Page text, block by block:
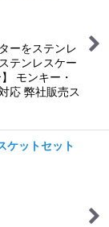
ーをステンレ
テンレスケー
モンキー・
応 弊社販売ス
ットセット